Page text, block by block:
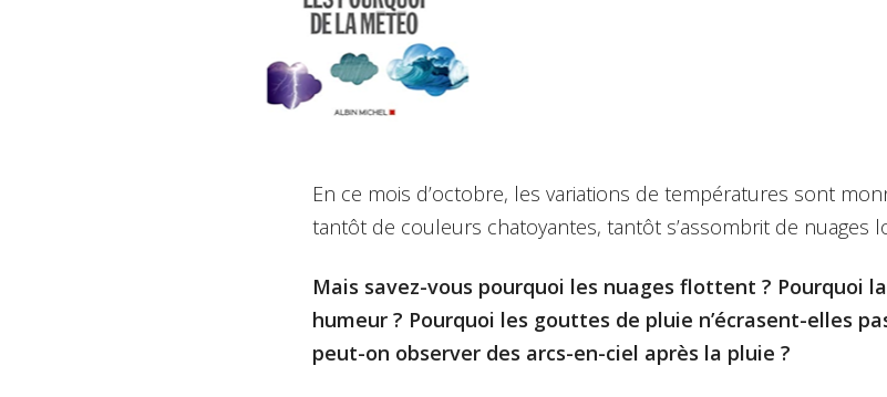
Service de référence
En ce mois d’octobre, les variations de températures sont
tantôt de couleurs chatoyantes, tantôt s’assombrit de nuages
Mais savez-vous pourquoi les nuages flottent ? Pourquoi
humeur ? Pourquoi les gouttes de pluie n’écrasent-elles
peut-on observer des arcs-en-ciel après la pluie ?